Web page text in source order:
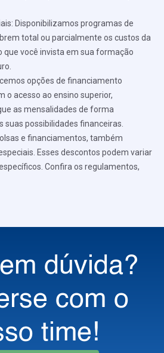
Disponibilizamos programas de
total ou parcialmente os custos da
que você invista em sua formação
opções de financiamento
o acesso ao ensino superior,
as mensalidades de forma
suas possibilidades financeiras.
e financiamentos, também
Esses descontos podem variar
Confira os regulamentos,
dúvida?
com o
time!